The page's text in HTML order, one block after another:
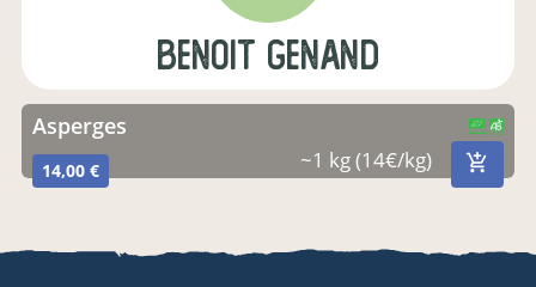
benoit genand
Asperges
14,00 € ~1 kg (14€/kg)